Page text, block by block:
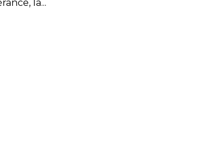
la...